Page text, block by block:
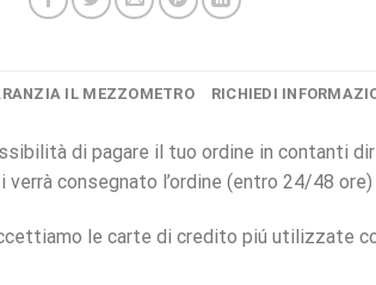
IL MEZZOMETRO RICHIEDI
di pagare il tuo ordine in contanti
consegnato l’ordine (entro 24/48 ore)
le carte di credito piú utilizzate